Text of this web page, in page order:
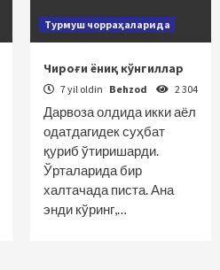
Турмуш чорраҳаларида
Чироғи ёниқ кўнгиллар
7 yil oldin Behzod 2 304
Дарвоза олдида икки аёл
одатдагидек суҳбат
қуриб ўтиришарди.
Ўрталарида бир
халтачада писта. Ана
энди кўринг,…